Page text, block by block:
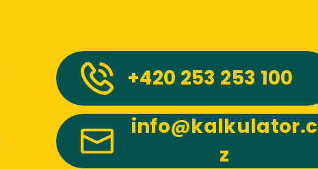
+420 253 253 100
info@kalkulator.c
z